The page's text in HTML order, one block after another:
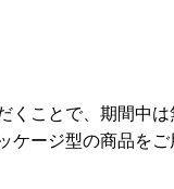
ことで、期間中は
ージ型の商品をご